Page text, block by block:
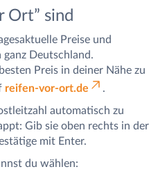
Ort” sind
Preise und
Deutschland.
Preis in deiner Nähe zu
reifen-vor-ort.de
.
automatisch zu
Gib sie oben rechts in der
mit Enter.
du wählen: